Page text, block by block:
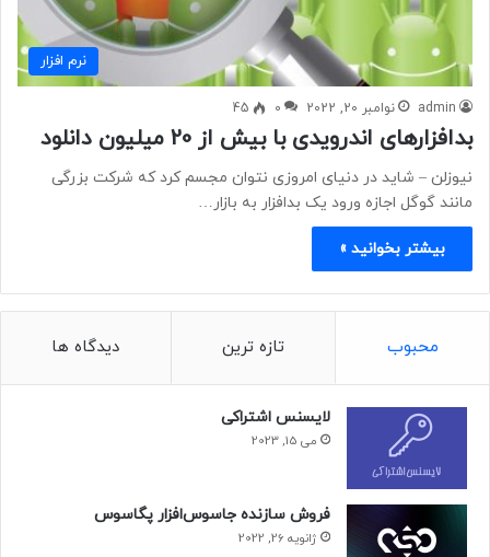
نرم افزار
admin نوامبر 20, 2022 0
45
بدافزارهای اندرویدی با بیش از 20 میلیون دانلود
نیوزلن – شاید در دنیای امروزی نتوان مجسم کرد که شرکت بزرگی
مانند گوگل اجازه ورود یک بدافزار به بازار…
بیشتر بخوانید »
محبوب تازه ترین دیدگاه ها
لایسنس اشتراکی
می 15, 2023
فروش سازنده جاسوس‌افزار پگاسوس
ژانویه 26, 2022